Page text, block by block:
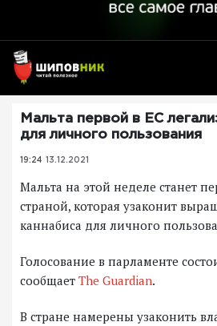
Мальта первой в ЕС
для личного пользования
19:24 13.12.2021
Мальта на этой неделе станет
страной, которая узаконит
каннабиса для личного
Голосование в парламенте
сообщает The Guardian.
В стране намерены узаконить